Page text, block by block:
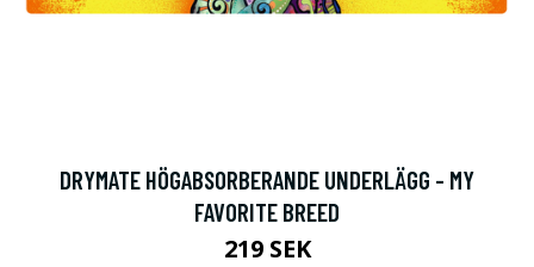
DRYMATE HÖGABSORBERANDE UNDERLÄGG - MY
FAVORITE BREED
219 SEK